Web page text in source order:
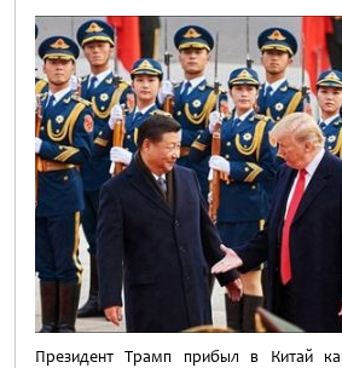
Президент Трамп прибыл в Китай